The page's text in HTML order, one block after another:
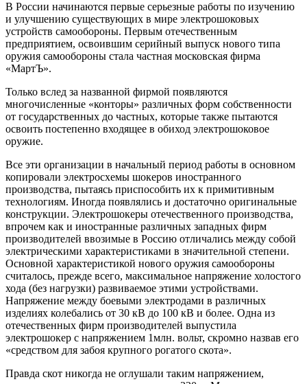
В России начинаются первые серьезные работы по изучению
и улучшению существующих в мире электрошоковых
устройств самообороны. Первым отечественным
предприятием, освоившим серийный выпуск нового типа
оружия самообороны стала частная московская фирма
«МартЪ».
Только вслед за названной фирмой появляются
многочисленные «конторы» различных форм собственности
от государственных до частных, которые также пытаются
освоить постепенно входящее в обиход электрошоковое
оружие.
Все эти организации в начальный период работы в основном
копировали электросхемы шокеров иностранного
производства, пытаясь приспособить их к примитивным
технологиям. Иногда появлялись и достаточно оригинальные
конструкции. Электрошокеры отечественного производства,
впрочем как и иностранные различных западных фирм
производителей ввозимые в Россию отличались между собой
электрическими характеристиками в значительной степени.
Основной характеристикой нового оружия самообороны
считалось, прежде всего, максимальное напряжение холостого
хода (без нагрузки) развиваемое этими устройствами.
Напряжение между боевыми электродами в различных
изделиях колебались от 30 кВ до 100 кВ и более. Одна из
отечественных фирм производителей выпустила
электрошокер с напряжением 1млн. вольт, скромно назвав его
«средством для забоя крупного рогатого скота».
Правда скот никогда не оглушали таким напряжением,